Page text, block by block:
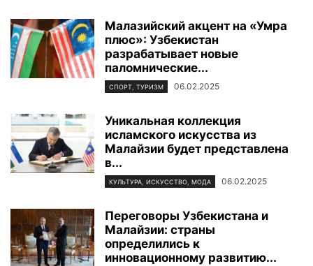
Малазийский акцент на «Умра
плюс»: Узбекистан
разрабатывает новые
паломнические...
СПОРТ, ТУРИЗМ 06.02.2025
Уникальная коллекция
исламского искусства из
Малайзии будет представлена
в...
КУЛЬТУРА, ИСКУССТВО, МОДА 06.02.2025
Переговоры Узбекистана и
Малайзии: страны
определились к
инновационному развитию...